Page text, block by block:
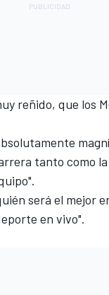
reñido, que los
tanto como
será el mejor
en vivo".